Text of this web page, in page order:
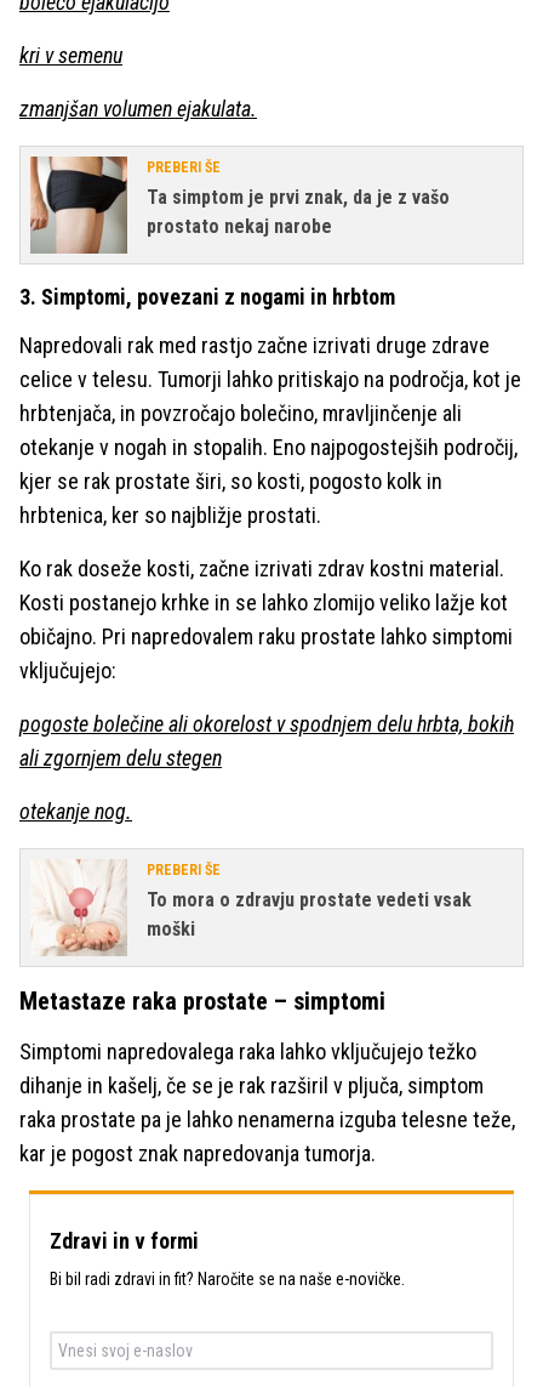
kri v semenu
zmanjšan volumen ejakulata.
PREBERI ŠE
Ta simptom je prvi znak, da je z vašo
prostato nekaj narobe
3. Simptomi, povezani z nogami in hrbtom
Napredovali rak med rastjo začne izrivati druge zdrave
celice v telesu. Tumorji lahko pritiskajo na področja, kot je
hrbtenjača, in povzročajo bolečino, mravljinčenje ali
otekanje v nogah in stopalih. Eno najpogostejših področij,
kjer se rak prostate širi, so kosti, pogosto kolk in
hrbtenica, ker so najbližje prostati.
Ko rak doseže kosti, začne izrivati zdrav kostni material.
Kosti postanejo krhke in se lahko zlomijo veliko lažje kot
običajno. Pri napredovalem raku prostate lahko simptomi
vključujejo:
pogoste bolečine ali okorelost v spodnjem delu hrbta, bokih
ali zgornjem delu stegen
otekanje nog.
PREBERI ŠE
To mora o zdravju prostate vedeti vsak
moški
Metastaze raka prostate – simptomi
Simptomi napredovalega raka lahko vključujejo težko
dihanje in kašelj, če se je rak razširil v pljuča, simptom
raka prostate pa je lahko nenamerna izguba telesne teže,
kar je pogost znak napredovanja tumorja.
Zdravi in v formi
Bi bil radi zdravi in fit? Naročite se na naše e-novičke.